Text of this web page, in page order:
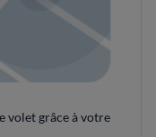
volet grâce à votre